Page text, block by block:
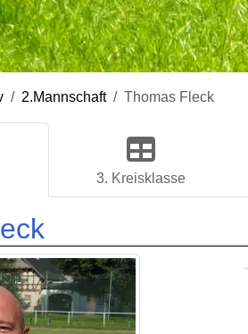
2.Mannschaft Thomas Fleck
3. Kreisklasse